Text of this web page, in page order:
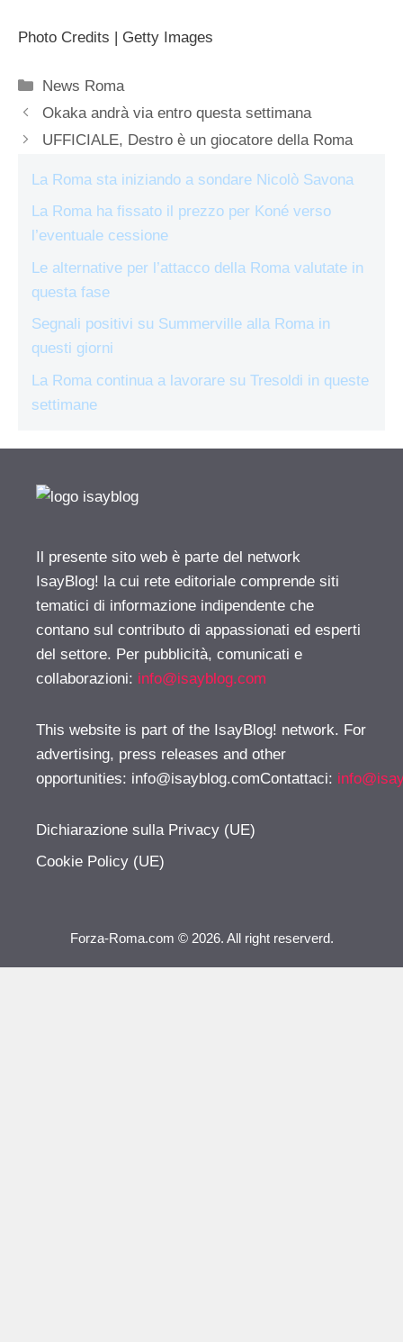
Photo Credits | Getty Images
Categorie
News Roma
Okaka andrà via entro questa settimana
UFFICIALE, Destro è un giocatore della Roma
La Roma sta iniziando a sondare Nicolò Savona
La Roma ha fissato il prezzo per Koné verso
l’eventuale cessione
Le alternative per l’attacco della Roma valutate in
questa fase
Segnali positivi su Summerville alla Roma in
questi giorni
La Roma continua a lavorare su Tresoldi in queste
settimane
Il presente sito web è parte del network
IsayBlog! la cui rete editoriale comprende siti
tematici di informazione indipendente che
contano sul contributo di appassionati ed esperti
del settore. Per pubblicità, comunicati e
collaborazioni: info@isayblog.com
This website is part of the IsayBlog! network. For
advertising, press releases and other
opportunities: info@isayblog.comContattaci:
Dichiarazione sulla Privacy (UE)
Cookie Policy (UE)
Forza-Roma.com © 2026. All right reserverd.